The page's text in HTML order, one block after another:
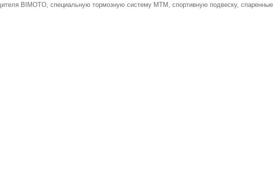
BIMOTO, специальную тормозную систему МТМ, спортивную подвеску,